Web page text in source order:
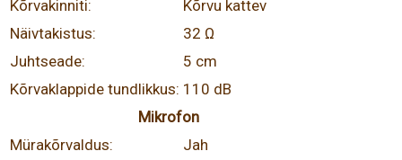
Kõrvakinniti:
Kõrvu kattev
Näivtakistus:
32 Ω
Juhtseade:
5 cm
Kõrvaklappide tundlikkus: 110 dB
Mikrofon
Mürakõrvaldus:
Jah